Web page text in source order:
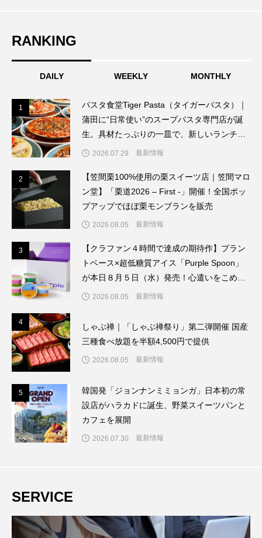
グ・ギフト誕生
RANKING
DAILY WEEKLY MONTHLY
1
パスタ食堂Tiger Pasta（タイガーパスタ）｜
蒲田に“日常使い”のスープパスタ専門店が誕
生。具材たっぷりの一皿で、新しいランチ文
化を提案
2026.07.29 最新情報
2
【笠間栗100%使用の栗スイーツ店｜笠間マロ
ン堂】「栗道2026 – First -」開催！全国ポッ
プアップでほぼ栗モンブランを販売
2026.08.05 最新情報
3
【クラファン４時間で達成の期待作】プラン
トベース×超低糖質アイス「Purple Spoon」
が本日８月５日（水）発売！心遣いをこめた
新時代のウェルビーイング・ギフト誕生
2026.08.05 最新情報
4
しゃぶ禅｜「しゃぶ禅祭り」第二弾開催 国産
三種食べ放題を半額4,500円で提供
2026.08.05 最新情報
5
韓国発「ジョンナンミミョンガ」日本初の常
設店がハラカドに誕生、野菜スイーツパンと
カフェを展開
2026.07.30 最新情報
SERVICE